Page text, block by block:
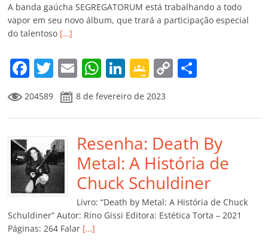
A banda gaúcha SEGREGATORUM está trabalhando a todo
vapor em seu novo álbum, que trará a participação especial
do talentoso […]
F
a
c
e
b
o
o
k
T
w
itt
er
E
m
ai
l
W
at
s
A
p
p
Li
k
e
dI
n
G
o
o
gl
e
Cl
a
ss
ro
C
y
Li
n
k
p
ar
til
h
ar
204589 8 de fevereiro de 2023
Resenha: Death By
Metal: A História de
Chuck Schuldiner
Livro: “Death by Metal: A História de Chuck
Schuldiner” Autor: Rino Gissi Editora: Estética Torta – 2021
Páginas: 264 Falar […]